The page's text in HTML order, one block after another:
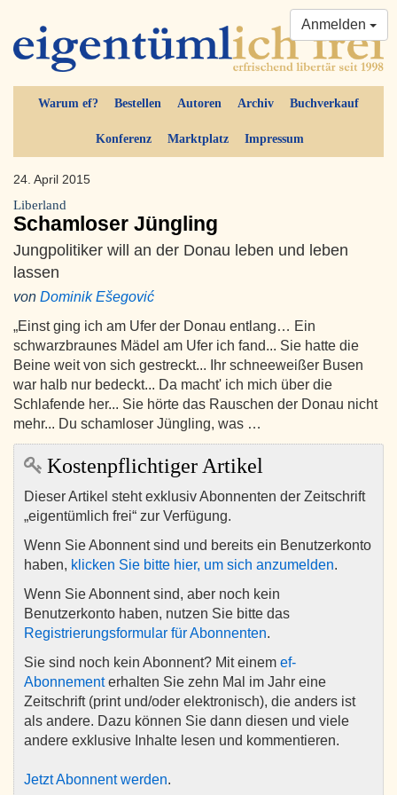
Warum ef? Bestellen Autoren Archiv Buchverkauf
Konferenz Marktplatz Impressum
Anmelden
24. April 2015
Liberland
Schamloser Jüngling
Jungpolitiker will an der Donau leben und leben
lassen
von Dominik Ešegović
„Einst ging ich am Ufer der Donau entlang… Ein
schwarzbraunes Mädel am Ufer ich fand... Sie hatte die
Beine weit von sich gestreckt... Ihr schneeweißer Busen
war halb nur bedeckt... Da macht' ich mich über die
Schlafende her... Sie hörte das Rauschen der Donau nicht
mehr... Du schamloser Jüngling, was …
Kostenpflichtiger Artikel
Dieser Artikel steht exklusiv Abonnenten der Zeitschrift
„eigentümlich frei“ zur Verfügung.
Wenn Sie Abonnent sind und bereits ein Benutzerkonto
haben, klicken Sie bitte hier, um sich anzumelden.
Wenn Sie Abonnent sind, aber noch kein
Benutzerkonto haben, nutzen Sie bitte das
Registrierungsformular für Abonnenten.
Sie sind noch kein Abonnent? Mit einem ef-
Abonnementerhalten Sie zehn Mal im Jahr eine
Zeitschrift (print und/oder elektronisch), die anders ist
als andere. Dazu können Sie dann diesen und viele
andere exklusive Inhalte lesen und kommentieren.
Jetzt Abonnent werden.